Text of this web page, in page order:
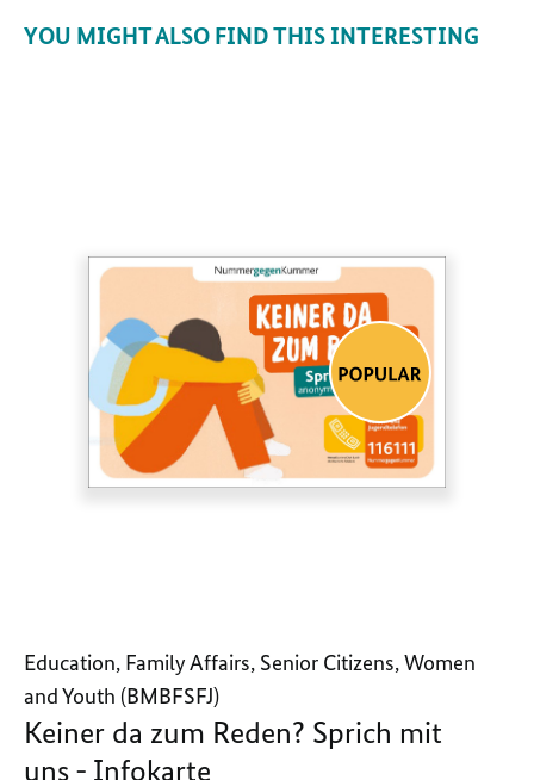
YOU MIGHT ALSO FIND THIS INTERESTING
Education, Family Affairs, Senior Citizens, Women
and Youth (BMBFSFJ)
Keiner da zum Reden? Sprich mit
uns - Infokarte